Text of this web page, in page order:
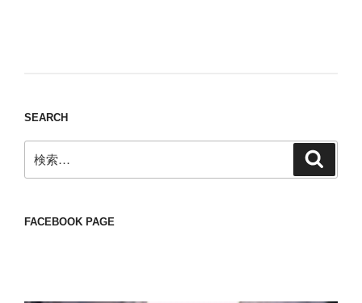
SEARCH
索:
FACEBOOK PAGE